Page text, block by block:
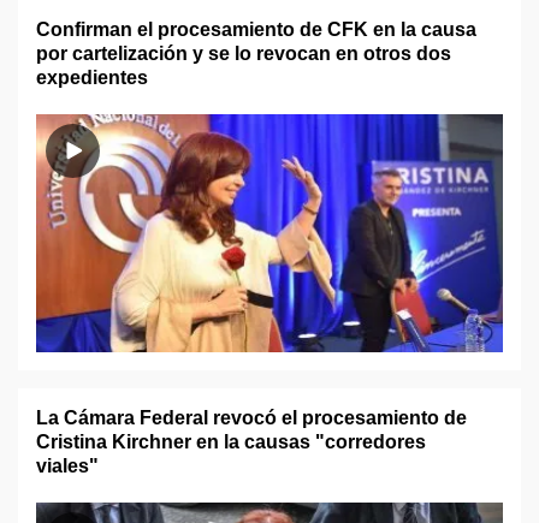
Confirman el procesamiento de CFK en la causa
por cartelización y se lo revocan en otros dos
expedientes
La Cámara Federal revocó el procesamiento de
Cristina Kirchner en la causas "corredores
viales"